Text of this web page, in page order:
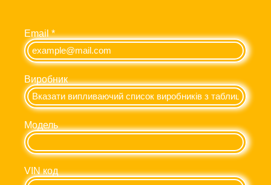
Email *
Виробник
Модель
VIN код